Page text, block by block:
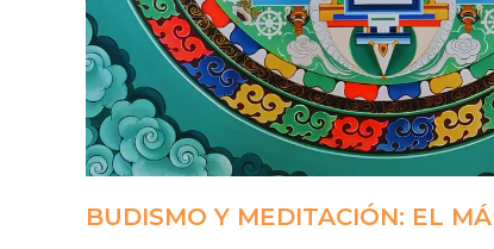
BUDISMO Y MEDITACIÓN: EL